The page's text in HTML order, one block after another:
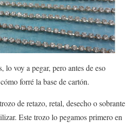
lo voy a pegar, pero antes de eso
forré la base de cartón.
de retazo, retal, desecho o sobrante
Este trozo lo pegamos primero en